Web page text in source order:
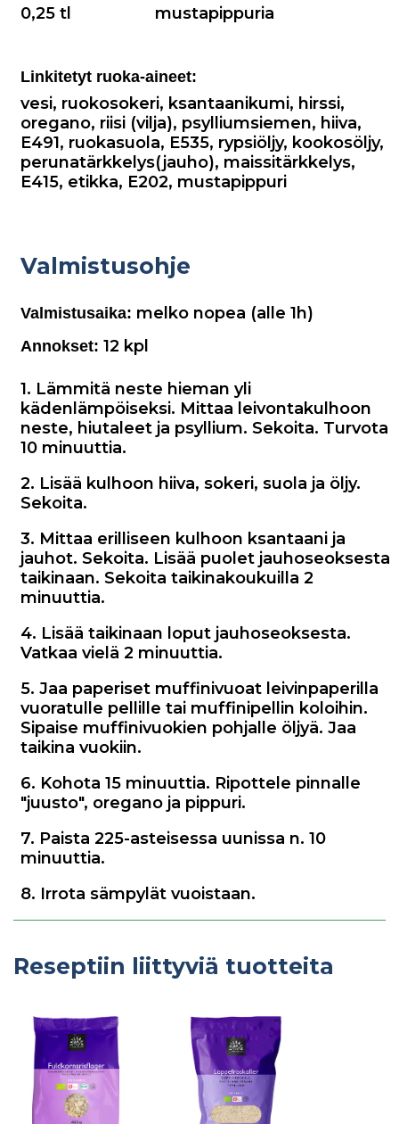
0,25 tl mustapippuria
Linkitetyt ruoka-aineet:
vesi, ruokosokeri, ksantaanikumi, hirssi,
oregano, riisi (vilja), psylliumsiemen, hiiva,
E491, ruokasuola, E535, rypsiöljy, kookosöljy,
perunatärkkelys(jauho), maissitärkkelys,
E415, etikka, E202, mustapippuri
Valmistusohje
Valmistusaika: melko nopea (alle 1h)
Annokset: 12 kpl
1. Lämmitä neste hieman yli
kädenlämpöiseksi. Mittaa leivontakulhoon
neste, hiutaleet ja psyllium. Sekoita. Turvota
10 minuuttia.
2. Lisää kulhoon hiiva, sokeri, suola ja öljy.
Sekoita.
3. Mittaa erilliseen kulhoon ksantaani ja
jauhot. Sekoita. Lisää puolet jauhoseoksesta
taikinaan. Sekoita taikinakoukuilla 2
minuuttia.
4. Lisää taikinaan loput jauhoseoksesta.
Vatkaa vielä 2 minuuttia.
5. Jaa paperiset muffinivuoat leivinpaperilla
vuoratulle pellille tai muffinipellin koloihin.
Sipaise muffinivuokien pohjalle öljyä. Jaa
taikina vuokiin.
6. Kohota 15 minuuttia. Ripottele pinnalle
"juusto", oregano ja pippuri.
7. Paista 225-asteisessa uunissa n. 10
minuuttia.
8. Irrota sämpylät vuoistaan.
Reseptiin liittyviä tuotteita